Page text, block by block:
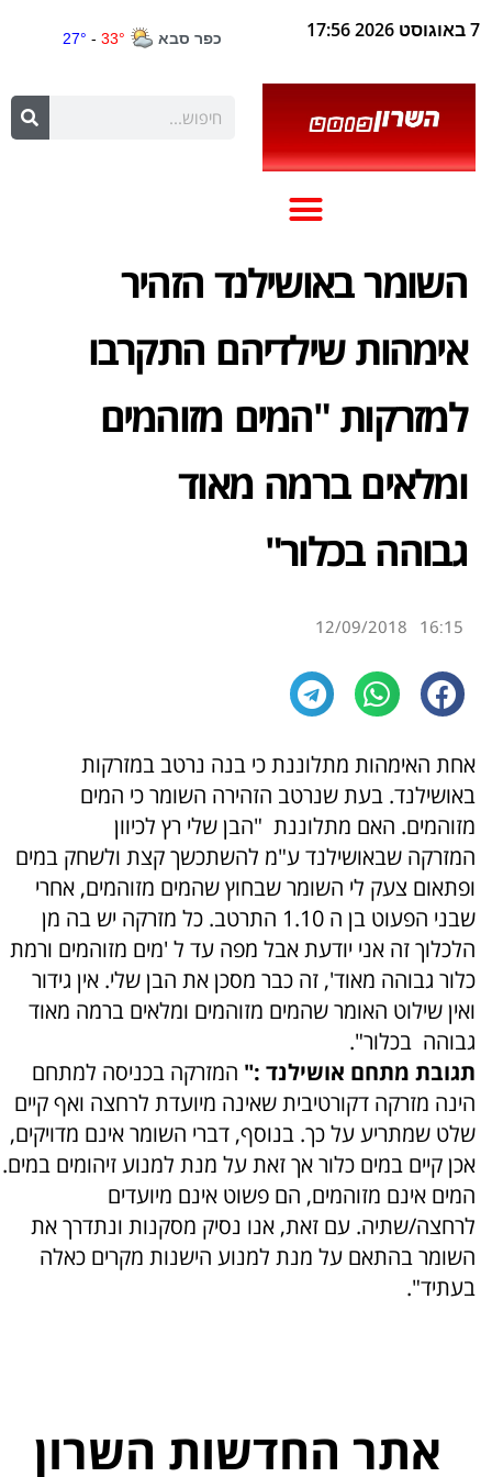
7 באוגוסט 2026 17:56
השומר באושילנד הזהיר
אימהות שילדיהם התקרבו
למזרקות "המים מזוהמים
ומלאים ברמה מאוד
גבוהה בכלור"
16:15
12/09/2018
אחת האימהות מתלוננת כי בנה נרטב במזרקות
באושילנד. בעת שנרטב הזהירה השומר כי המים
מזוהמים. האם מתלוננת "הבן שלי רץ לכיוון
המזרקה שבאושילנד ע"מ להשתכשך קצת ולשחק במים
ופתאום צעק לי השומר שבחוץ שהמים מזוהמים, אחרי
שבני הפעוט בן ה 1.10 התרטב. כל
מזרקה יש בה מן
הלכלוך זה אני יודעת אבל מפה עד ל 'מים מזוהמים ורמת
כלור גבוהה מאוד', זה כבר מסכן את הבן שלי. אין גידור
ואין שילוט האומר שהמים מזוהמים ומלאים ברמה מאוד
גבוהה בכלור".
תגובת מתחם אושילנד :" המזרקה בכניסה למתחם
הינה מזרקה דקורטיבית שאינה מיועדת לרחצה ואף קיים
שלט שמתריע על כך. בנוסף, דברי השומר אינם מדויקים,
אכן קיים במים כלור אך זאת על מנת למנוע זיהומים במים.
המים אינם מזוהמים, הם פשוט אינם מיועדים
לרחצה/שתיה. עם זאת, אנו נסיק מסקנות ונתדרך את
השומר בהתאם על מנת למנוע הישנות מקרים כאלה
בעתיד".
אתר החדשות השרון